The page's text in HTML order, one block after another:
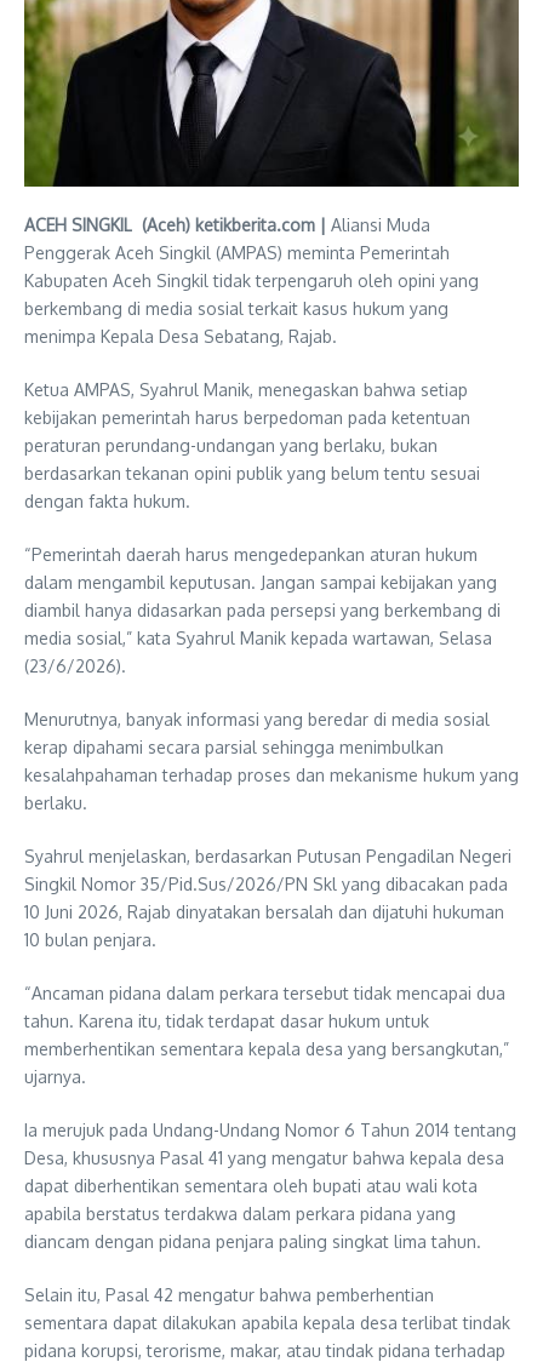
ACEH SINGKIL (Aceh) ketikberita.com | Aliansi Muda
Penggerak Aceh Singkil (AMPAS) meminta Pemerintah
Kabupaten Aceh Singkil tidak terpengaruh oleh opini yang
berkembang di media sosial terkait kasus hukum yang
menimpa Kepala Desa Sebatang, Rajab.
Ketua AMPAS, Syahrul Manik, menegaskan bahwa setiap
kebijakan pemerintah harus berpedoman pada ketentuan
peraturan perundang-undangan yang berlaku, bukan
berdasarkan tekanan opini publik yang belum tentu sesuai
dengan fakta hukum.
“Pemerintah daerah harus mengedepankan aturan hukum
dalam mengambil keputusan. Jangan sampai kebijakan yang
diambil hanya didasarkan pada persepsi yang berkembang di
media sosial,” kata Syahrul Manik kepada wartawan, Selasa
(23/6/2026).
Menurutnya, banyak informasi yang beredar di media sosial
kerap dipahami secara parsial sehingga menimbulkan
kesalahpahaman terhadap proses dan mekanisme hukum yang
berlaku.
Syahrul menjelaskan, berdasarkan Putusan Pengadilan Negeri
Singkil Nomor 35/Pid.Sus/2026/PN Skl yang dibacakan pada
10 Juni 2026, Rajab dinyatakan bersalah dan dijatuhi hukuman
10 bulan penjara.
“Ancaman pidana dalam perkara tersebut tidak mencapai dua
tahun. Karena itu, tidak terdapat dasar hukum untuk
memberhentikan sementara kepala desa yang bersangkutan,”
ujarnya.
Ia merujuk pada Undang-Undang Nomor 6 Tahun 2014 tentang
Desa, khususnya Pasal 41 yang mengatur bahwa kepala desa
dapat diberhentikan sementara oleh bupati atau wali kota
apabila berstatus terdakwa dalam perkara pidana yang
diancam dengan pidana penjara paling singkat lima tahun.
Selain itu, Pasal 42 mengatur bahwa pemberhentian
sementara dapat dilakukan apabila kepala desa terlibat tindak
pidana korupsi, terorisme, makar, atau tindak pidana terhadap